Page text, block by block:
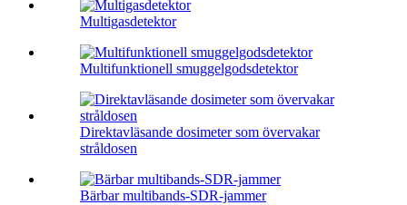
Multigasdetektor
Multifunktionell smuggelgodsdetektor
Direktavläsande dosimeter som övervakar
stråldosen
Bärbar multibands-SDR-jammer